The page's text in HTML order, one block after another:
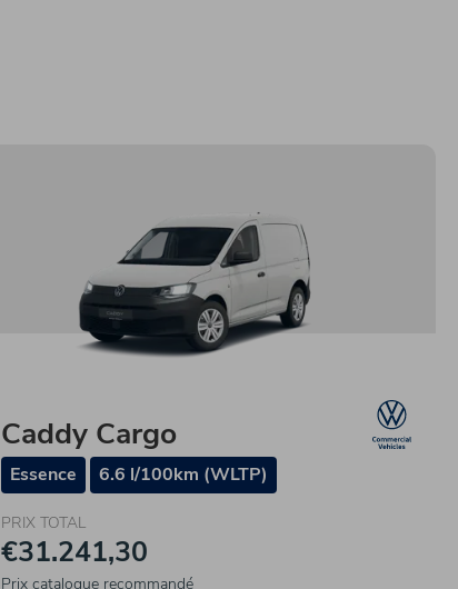
Caddy Cargo
Essence 6.6 l/100km (WLTP)
PRIX TOTAL
€31.241,30
Prix catalogue recommandé